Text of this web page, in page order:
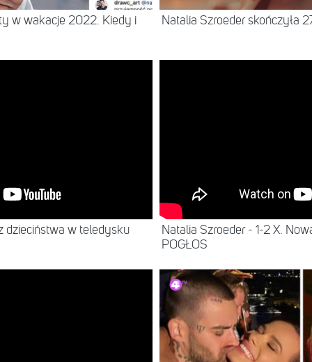
w wakacje 2022. Kiedy i Natalia Szroeder skończyła
dzieciństwa w teledysku
Natalia Szroeder - 1-2 X.
POGŁOS